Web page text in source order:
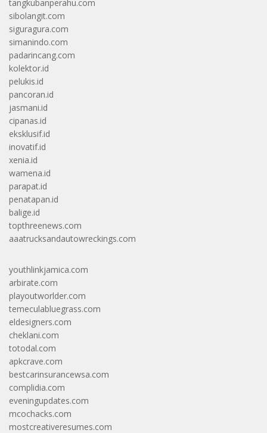
tangkubanperahu.com
sibolangit.com
siguragura.com
simanindo.com
padarincang.com
kolektor.id
pelukis.id
pancoran.id
jasmani.id
cipanas.id
eksklusif.id
inovatif.id
xenia.id
wamena.id
parapat.id
penatapan.id
balige.id
topthreenews.com
aaatrucksandautowreckings.com
youthlinkjamica.com
arbirate.com
playoutworlder.com
temeculabluegrass.com
eldesigners.com
cheklani.com
totodal.com
apkcrave.com
bestcarinsurancewsa.com
complidia.com
eveningupdates.com
mcochacks.com
mostcreativeresumes.com